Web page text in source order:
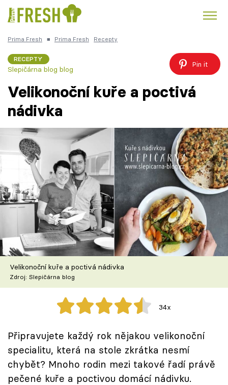
Česká kuchyně
Témata
Recepty
Články
TV Program
Škola vaření
Recepty z TV
Speciál: Cuketa
Těhotnej kuchař
Sledujte prima+
Přihlášení
Prima Fresh ■ Prima Fresh Recepty
RECEPTY
Slepičárna blog blog
Pin it
Velikonoční kuře a poctivá
nádivka
Velikonoční kuře a poctivá nádivka
Zdroj: Slepičárna blog
34x
Připravujete každý rok nějakou velikonoční
specialitu, která na stole zkrátka nesmí
chybět? Mnoho rodin mezi takové řadí právě
pečené kuře a poctivou domácí nádivku.